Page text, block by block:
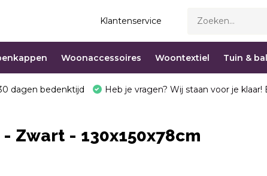
Klantenservice
Woonaccessoires Woontextiel Tuin &
dagen bedenktijd Heb je vragen? Wij staan voor je klaar!
Zwart - 130x150x78cm